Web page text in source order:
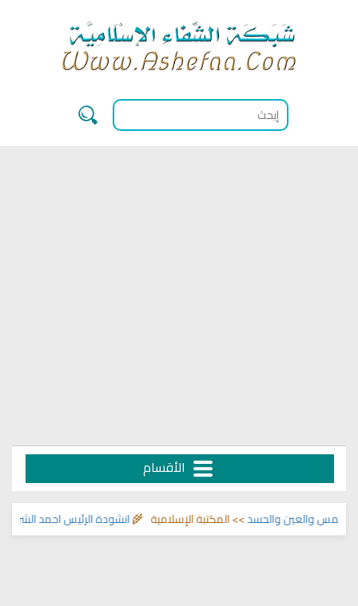
الأقسام
انشودة الرئيس احمد الشرع>> والعين والحسد>> المكتبة الإسلامية 🌾